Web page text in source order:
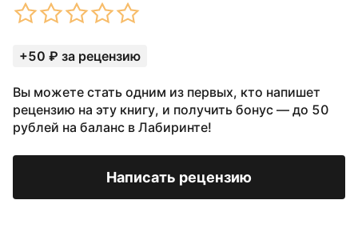
+50 ₽ за рецензию
Вы можете стать одним из первых, кто напишет
рецензию на эту книгу, и получить бонус — до 50
рублей на баланс в Лабиринте!
Написать рецензию